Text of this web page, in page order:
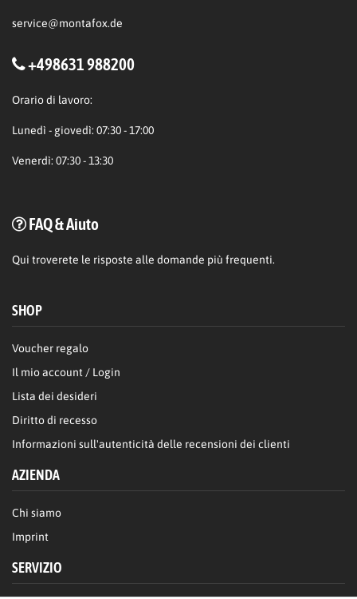
service@montafox.de
+498631 988200
Orario di lavoro:
Lunedì - giovedì: 07:30 - 17:00
Venerdì: 07:30 - 13:30
FAQ & Aiuto
Qui troverete le risposte alle domande più frequenti.
SHOP
Voucher regalo
Il mio account / Login
Lista dei desideri
Diritto di recesso
Informazioni sull'autenticità delle recensioni dei clienti
AZIENDA
Chi siamo
Imprint
SERVIZIO